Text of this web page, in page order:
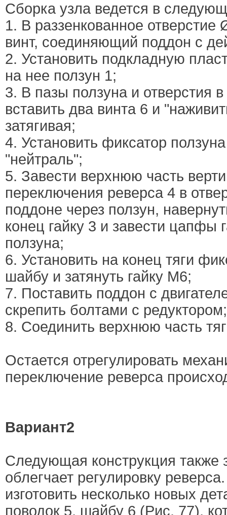
Сборка узла ведется в
1. В раззенкованное отверстие
винт, соединяющий поддон с
2. Установить подкладную
на нее ползун 1;
3. В пазы ползуна и отверстия
вставить два винта 6 и
затягивая;
4. Установить фиксатор
"нейтраль";
5. Завести верхнюю часть
переключения реверса 4 в
поддоне через ползун,
конец гайку 3 и завести цапфы
ползуна;
6. Установить на конец тяги
шайбу и затянуть гайку М6;
7. Поставить поддон с
скрепить болтами с редуктором;
8. Соединить верхнюю часть
Остается отрегулировать
переключение реверса
Вариант2
Следующая конструкция также
облегчает регулировку
изготовить несколько новых
поводок 5, шайбу 6 (Рис. 77),